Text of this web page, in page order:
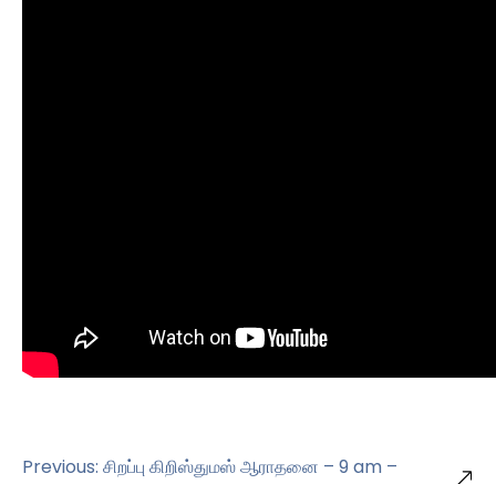
Previous: சிறப்பு கிறிஸ்துமஸ் ஆராதனை – 9 am –